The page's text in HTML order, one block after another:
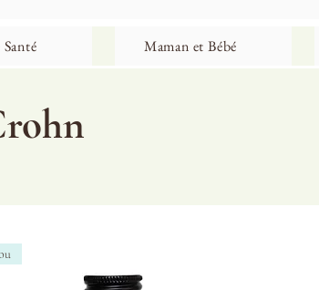
Maman et Bébé